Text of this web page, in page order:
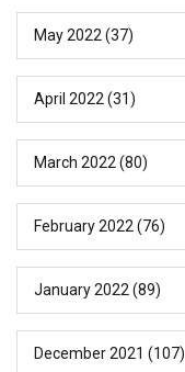
May 2022 (37)
April 2022 (31)
March 2022 (80)
February 2022 (76)
January 2022 (89)
December 2021 (107)